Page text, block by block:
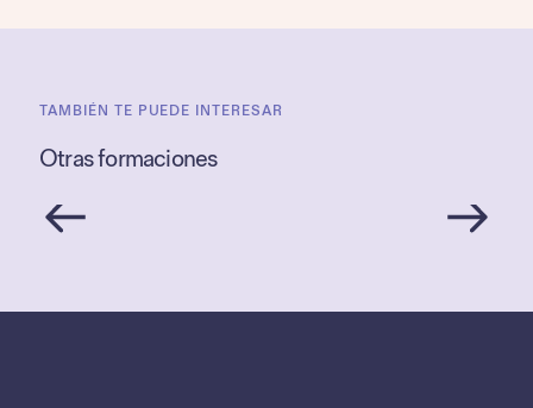
TAMBIÉN TE PUEDE INTERESAR
Otras formaciones